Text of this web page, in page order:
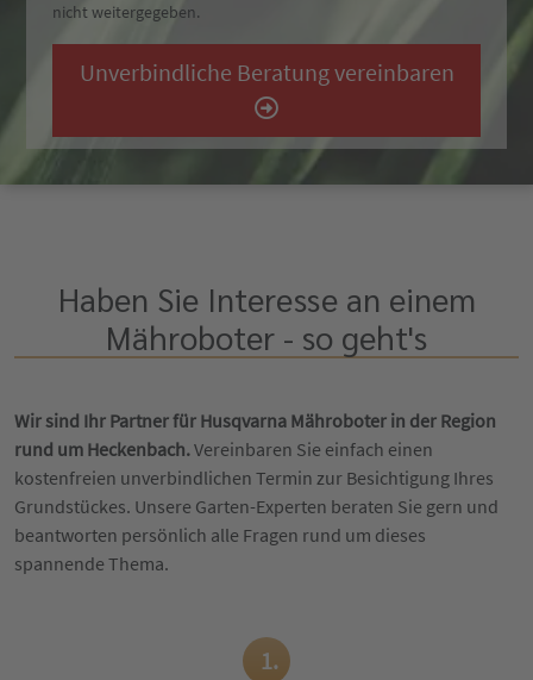
nicht weitergegeben.
Haben Sie Interesse an einem
Mähroboter - so geht's
Wir sind Ihr Partner für Husqvarna Mähroboter in der Region
rund um Heckenbach.Vereinbaren Sie einfach einen
kostenfreien unverbindlichen Termin zur Besichtigung Ihres
Grundstückes. Unsere Garten-Experten beraten Sie gern und
beantworten persönlich alle Fragen rund um dieses
spannende Thema.
1.